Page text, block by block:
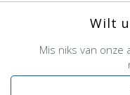
Wilt
Mis niks van onze